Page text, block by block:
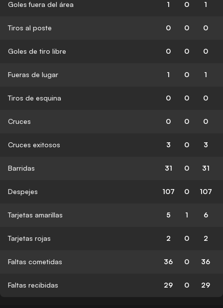
Goles fuera del área 1 0 1
Tiros al poste 0 0 0
Goles de tiro libre 0 0 0
Fueras de lugar 1 0 1
Tiros de esquina 0 0 0
Cruces 0 0 0
Cruces exitosos 3 0 3
Barridas 31 0 31
Despejes 107 0 107
Tarjetas amarillas 5 1 6
Tarjetas rojas 2 0 2
Faltas cometidas 36 0 36
Faltas recibidas 29 0 29